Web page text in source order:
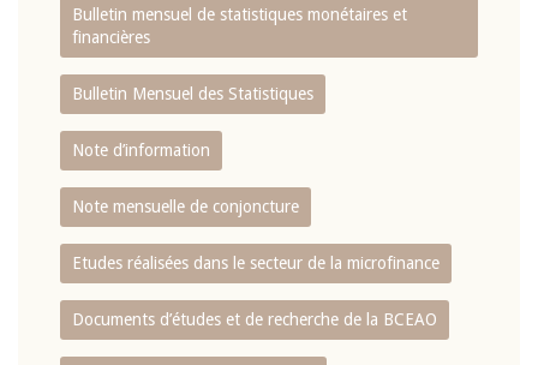
Bulletin mensuel de statistiques monétaires et
financières
Bulletin Mensuel des Statistiques
Note d’information
Note mensuelle de conjoncture
Etudes réalisées dans le secteur de la microfinance
Documents d’études et de recherche de la BCEAO